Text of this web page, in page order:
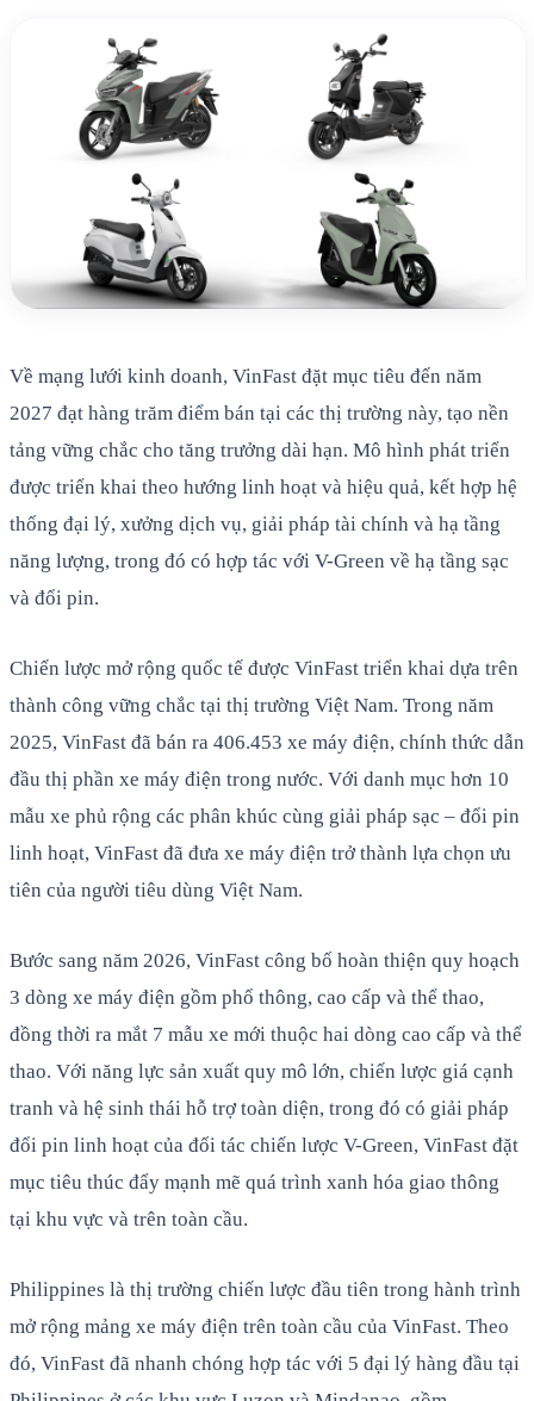
Về mạng lưới kinh doanh, VinFast đặt mục tiêu đến năm
2027 đạt hàng trăm điểm bán tại các thị trường này, tạo nền
tảng vững chắc cho tăng trưởng dài hạn. Mô hình phát triển
được triển khai theo hướng linh hoạt và hiệu quả, kết hợp hệ
thống đại lý, xưởng dịch vụ, giải pháp tài chính và hạ tầng
năng lượng, trong đó có hợp tác với V-Green về hạ tầng sạc
và đổi pin.
Chiến lược mở rộng quốc tế được VinFast triển khai dựa trên
thành công vững chắc tại thị trường Việt Nam. Trong năm
2025, VinFast đã bán ra 406.453 xe máy điện, chính thức dẫn
đầu thị phần xe máy điện trong nước. Với danh mục hơn 10
mẫu xe phủ rộng các phân khúc cùng giải pháp sạc – đổi pin
linh hoạt, VinFast đã đưa xe máy điện trở thành lựa chọn ưu
tiên của người tiêu dùng Việt Nam.
Bước sang năm 2026, VinFast công bố hoàn thiện quy hoạch
3 dòng xe máy điện gồm phổ thông, cao cấp và thể thao,
đồng thời ra mắt 7 mẫu xe mới thuộc hai dòng cao cấp và thể
thao. Với năng lực sản xuất quy mô lớn, chiến lược giá cạnh
tranh và hệ sinh thái hỗ trợ toàn diện, trong đó có giải pháp
đổi pin linh hoạt của đối tác chiến lược V-Green, VinFast đặt
mục tiêu thúc đẩy mạnh mẽ quá trình xanh hóa giao thông
tại khu vực và trên toàn cầu.
Philippines là thị trường chiến lược đầu tiên trong hành trình
mở rộng mảng xe máy điện trên toàn cầu của VinFast. Theo
đó, VinFast đã nhanh chóng hợp tác với 5 đại lý hàng đầu tại